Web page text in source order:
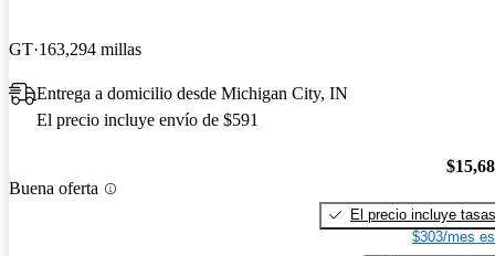
GT 163,294 millas
Entrega a domicilio desde Michigan City, IN
El precio incluye envío de $591
Buena oferta
El precio incluye tasas
$303/mes